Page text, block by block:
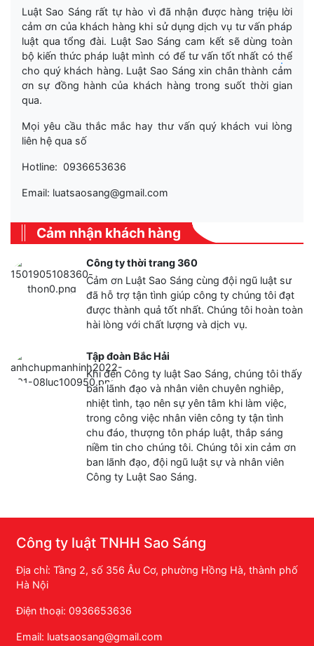
Luật Sao Sáng rất tự hào vì đã nhận được hàng triệu lời
cảm ơn của khách hàng khi sử dụng dịch vụ tư vấn pháp
luật qua tổng đài. Luật Sao Sáng cam kết sẽ dùng toàn
bộ kiến thức pháp luật mình có để tư vấn tốt nhất có thể
cho quý khách hàng. Luật Sao Sáng xin chân thành cảm
ơn sự đồng hành của khách hàng trong suốt thời gian
qua.
Mọi yêu cầu thắc mắc hay thư vấn quý khách vui lòng
liên hệ qua số
Hotline: 0936653636
Email: luatsaosang@gmail.com
Cảm nhận khách hàng
Công ty thời trang 360
Cảm ơn Luật Sao Sáng cùng đội ngũ luật sư
đã hỗ trợ tận tình giúp công ty chúng tôi đạt
được thành quả tốt nhất. Chúng tôi hoàn toàn
hài lòng với chất lượng và dịch vụ.
Tập đoàn Bắc Hải
Khi đến Công ty luật Sao Sáng, chúng tôi thấy
ban lãnh đạo và nhân viên chuyên nghiêp,
nhiệt tình, tạo nên sự yên tâm khi làm việc,
trong công việc nhân viên công ty tận tình
chu đáo, thượng tôn pháp luật, thắp sáng
niềm tin cho chúng tôi. Chúng tôi xin cảm ơn
ban lãnh đạo, đội ngũ luật sự và nhân viên
Công ty Luật Sao Sáng.
Công ty luật TNHH Sao Sáng
Địa chỉ: Tầng 2, số 356 Âu Cơ, phường Hồng Hà, thành phố
Hà Nội
Điện thoại: 0936653636
Email: luatsaosang@gmail.com
.
.